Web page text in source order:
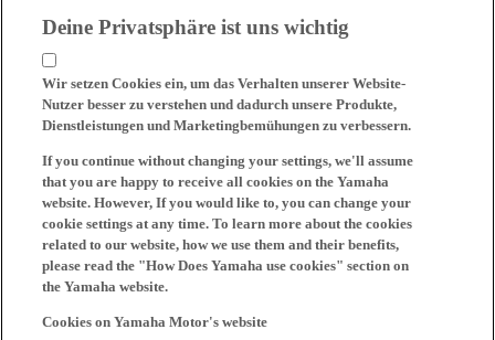
Deine Privatsphäre ist uns wichtig
Wir setzen Cookies ein, um das Verhalten unserer Website-
Nutzer besser zu verstehen und dadurch unsere Produkte,
Dienstleistungen und Marketingbemühungen zu verbessern.
If you continue without changing your settings, we'll assume
that you are happy to receive all cookies on the Yamaha
website. However, If you would like to, you can change your
cookie settings at any time. To learn more about the cookies
related to our website, how we use them and their benefits,
please read the "How Does Yamaha use cookies" section on
the Yamaha website.
Cookies on Yamaha Motor's website